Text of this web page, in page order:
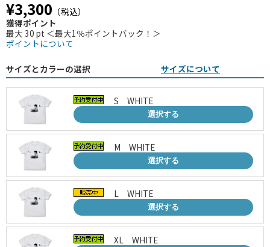
¥3,300 （税込）
獲得ポイント
最大 30 pt ＜最大1％ポイントバック！＞
ポイントについて
サイズとカラーの選択 サイズについて
S WHITE
選択する
M WHITE
選択する
L WHITE
選択する
XL WHITE